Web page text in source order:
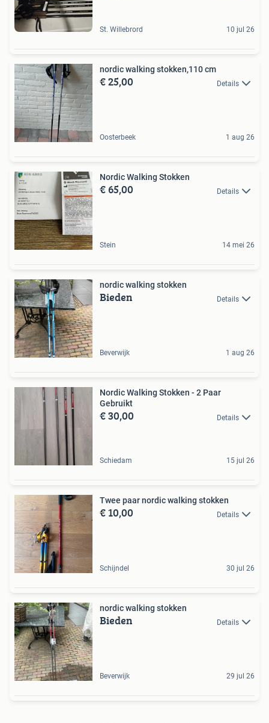
St. Willebrord 10 jul 26
nordic walking stokken,110 cm
€ 25,00 Details
Oosterbeek 1 aug 26
Nordic Walking Stokken
€ 65,00 Details
Stein 14 mei 26
nordic walking stokken
Bieden Details
Beverwijk 1 aug 26
Nordic Walking Stokken - 2 Paar
Gebruikt
€ 30,00 Details
Schiedam 15 jul 26
Twee paar nordic walking stokken
€ 10,00 Details
Schijndel 30 jul 26
nordic walking stokken
Bieden Details
Beverwijk 29 jul 26